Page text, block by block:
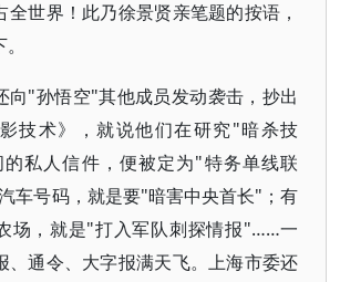
全世界！此乃徐景贤亲笔题的按语，
向"孙悟空"其他成员发动袭击，抄出
技术》，就说他们在研究"暗杀技
私人信件，便被定为"特务单线联
车号码，就是要"暗害中央首长"；有
场，就是"打入军队刺探情报"……一
、通令、大字报满天飞。上海市委还